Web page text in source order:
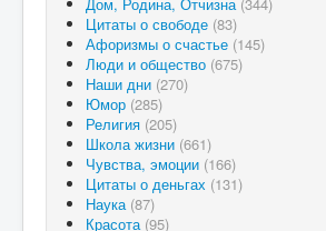
Цитаты о свободе (83)
Афоризмы о счастье (145)
Люди и общество (675)
Наши дни (270)
Юмор (285)
Религия (205)
Школа жизни (661)
Чувства, эмоции (166)
Цитаты о деньгах (131)
Наука (87)
Красота (95)